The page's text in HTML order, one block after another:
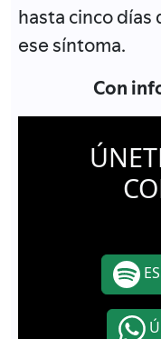
hasta cinco
ese síntoma.
Con